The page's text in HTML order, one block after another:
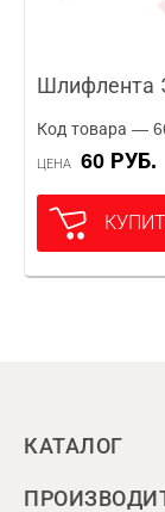
Шлифлента
Код товара —
ЦЕНА 60 РУБ.
КАТАЛОГ